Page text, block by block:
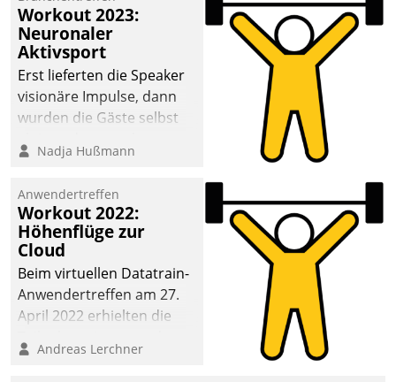
Mammutprojekte
meistern und Workloads
wuppen – bei zunehmend
anspruchsvollen
Aufgaben und
abnehmendem
Workout 2023:
Neuronaler
Aktivsport
Erst lieferten die Speaker
visionäre Impulse, dann
wurden die Gäste selbst
methodisch
Quartier. Dazwischen
zeigte Datatrain, was es
Neues zu bieten hat.
Nadja Hußmann
Anwendertreffen
Workout 2022:
Höhenflüge zur
Cloud
Beim virtuellen Datatrain-
Anwendertreffen am 27.
April 2022 erhielten die
Teilnehmer kurzweilige
Andreas Lerchner